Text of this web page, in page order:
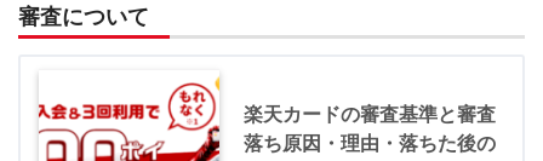
審査について
楽天カードの審査基準と審査
落ち原因・理由・落ちた後の